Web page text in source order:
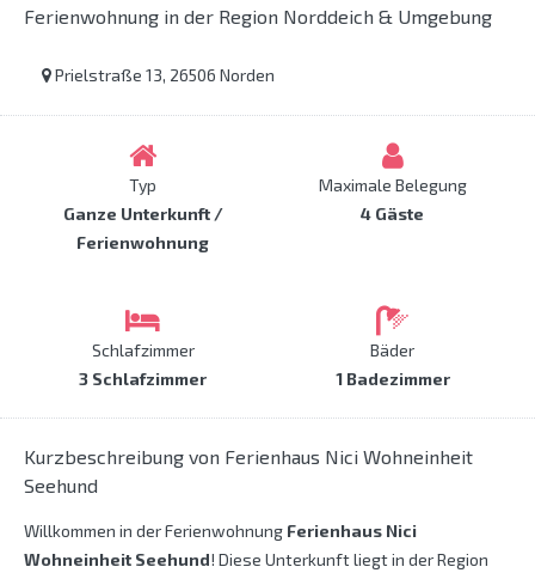
Ferienwohnung in der Region Norddeich & Umgebung
Prielstraße 13, 26506 Norden
Typ
Ganze Unterkunft /
Ferienwohnung
Maximale Belegung
4 Gäste
Schlafzimmer
3 Schlafzimmer
Bäder
1 Badezimmer
Kurzbeschreibung von Ferienhaus Nici Wohneinheit
Seehund
Willkommen in der Ferienwohnung Ferienhaus Nici
Wohneinheit Seehund! Diese Unterkunft liegt in der Region